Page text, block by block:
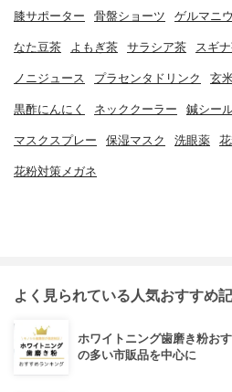
膝サポーター 骨盤ショーツ ゲルマニ
なた豆茶 よもぎ茶 サラシア茶 スギ
ノニジュース プラセンタドリンク 玄
黒酢にんにく ネッククーラー 鍼シー
マスクスプレー 保湿マスク 洗眼薬
花粉対策メガネ
よく見られている人気おすすめ
ホワイトニング歯磨き粉お
の多い市販品を中心に